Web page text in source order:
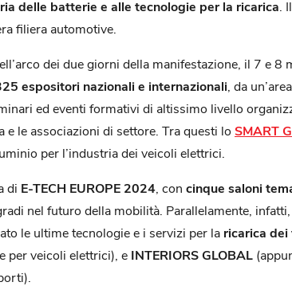
delle batterie e alle tecnologie per la ricarica
filiera automotive.
dei due giorni della manifestazione, il 7 e 8
espositori nazionali e internazionali , da
ed eventi formativi di altissimo livello
e le associazioni di settore. Tra questi lo SMART
per l’industria dei veicoli elettrici.
di E-TECH EUROPE 2024 , con cinque saloni
nel futuro della mobilità. Parallelamente,
le ultime tecnologie e i servizi per la ricarica
per veicoli elettrici), e INTERIORS GLOBAL